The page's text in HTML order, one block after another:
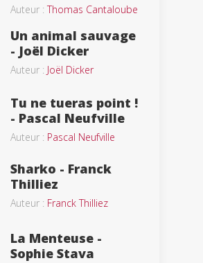
Auteur :Thomas Cantaloube
Un animal sauvage
- Joël Dicker
Auteur : Joël Dicker
Tu ne tueras point !
- Pascal Neufville
Auteur : Pascal Neufville
Sharko - Franck
Thilliez
Auteur : Franck Thilliez
La Menteuse -
Sophie Stava